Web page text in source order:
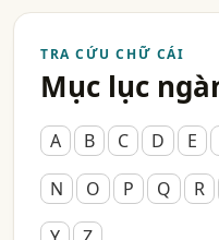
TRA CỨU CHỮ CÁI
Mục lục
A B C D E
N
O P Q R